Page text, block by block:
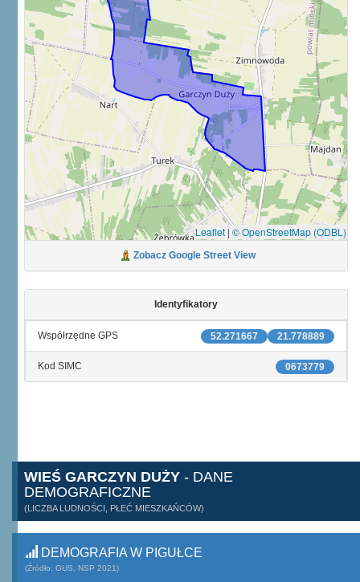
Leaflet | © OpenStreetMap (ODBL)
Zobacz Google Street View
Identyfikatory
21.778889
52.271667
Współrzędne GPS
0673779
Kod SIMC
WIEŚ GARCZYN DUŻY - DANE
DEMOGRAFICZNE
(LICZBA LUDNOŚCI, PŁEĆ MIESZKAŃCÓW)
DEMOGRAFIA W PIGUŁCE
(Źródło: GUS, NSP 2021)